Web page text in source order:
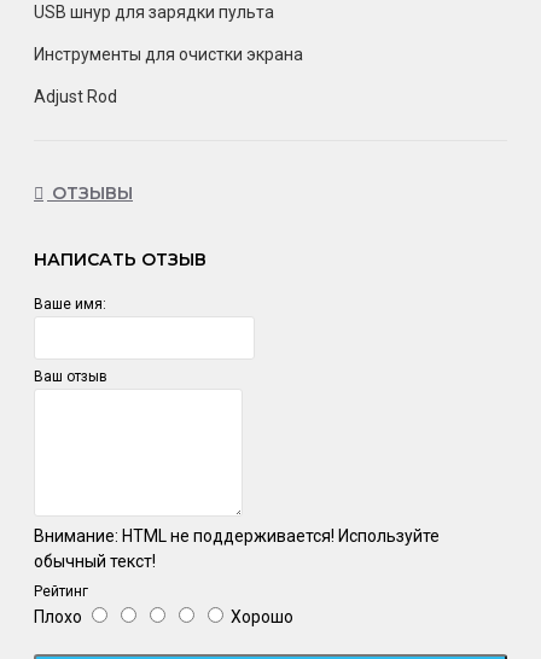
USB шнур для зарядки пульта
Инструменты для очистки экрана
Adjust Rod
ОТЗЫВЫ
НАПИСАТЬ ОТЗЫВ
Ваше имя:
Ваш отзыв
Внимание: HTML не поддерживается! Используйте
обычный текст!
Рейтинг
Плохо Хорошо